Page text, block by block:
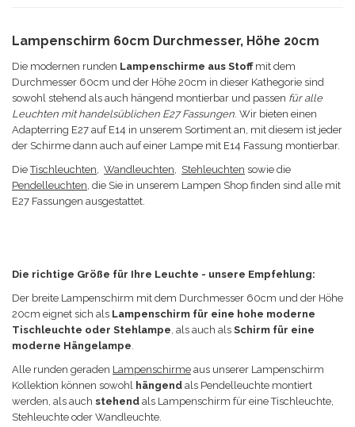
Lampenschirm 60cm Durchmesser, Höhe 20cm
Die modernen runden Lampenschirme aus Stoffmit dem
Durchmesser 60cm und der Höhe 20cm in dieser Kathegorie sind
sowohl stehend als auch hängend montierbar und passen für alle
Leuchten mit handelsüblichen E27 Fassungen. Wir bieten einen
Adapterring E27 auf E14 in unserem Sortiment an, mit diesem ist jeder
der Schirme dann auch auf einer Lampe mit E14 Fassung montierbar.
DieTischleuchten, Wandleuchten, Stehleuchten sowie die
Pendelleuchten, die Sie in unserem Lampen Shop finden sind alle mit
E27 Fassungen ausgestattet.
Die richtige Größe für Ihre Leuchte - unsere Empfehlung:
Der breite Lampenschirm mit dem Durchmesser 60cm und der Höhe
20cm eignet sich als Lampenschirm für eine hohe moderne
Tischleuchte oder Stehlampe, als auch als Schirm für eine
moderne Hängelampe.
Alle runden geraden Lampenschirme aus unserer Lampenschirm
Kollektion können sowohl hängend als Pendelleuchte montiert
werden, als auch stehend als Lampenschirm für eine Tischleuchte,
Stehleuchte oder Wandleuchte.